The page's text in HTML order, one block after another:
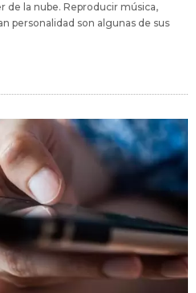
de la nube. Reproducir música,
personalidad son algunas de sus